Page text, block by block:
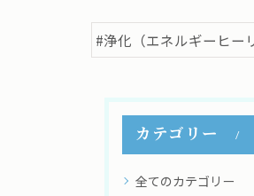
#浄化（エネルギーヒー
カテゴリー
全てのカテゴリー